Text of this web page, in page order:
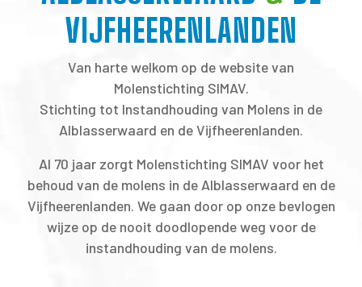
VIJFHEERENLANDEN
Van harte welkom op de website van
Molenstichting SIMAV.
Stichting tot Instandhouding van Molens in de
Alblasserwaard en de Vijfheerenlanden.
Al 70 jaar zorgt Molenstichting SIMAV voor het
behoud van de molens in de Alblasserwaard en de
Vijfheerenlanden. We gaan door op onze bevlogen
wijze op de nooit doodlopende weg voor de
instandhouding van de molens.